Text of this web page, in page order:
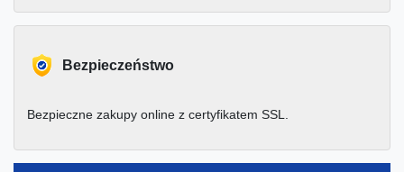
Bezpieczeństwo
Bezpieczne zakupy online z certyfikatem SSL.